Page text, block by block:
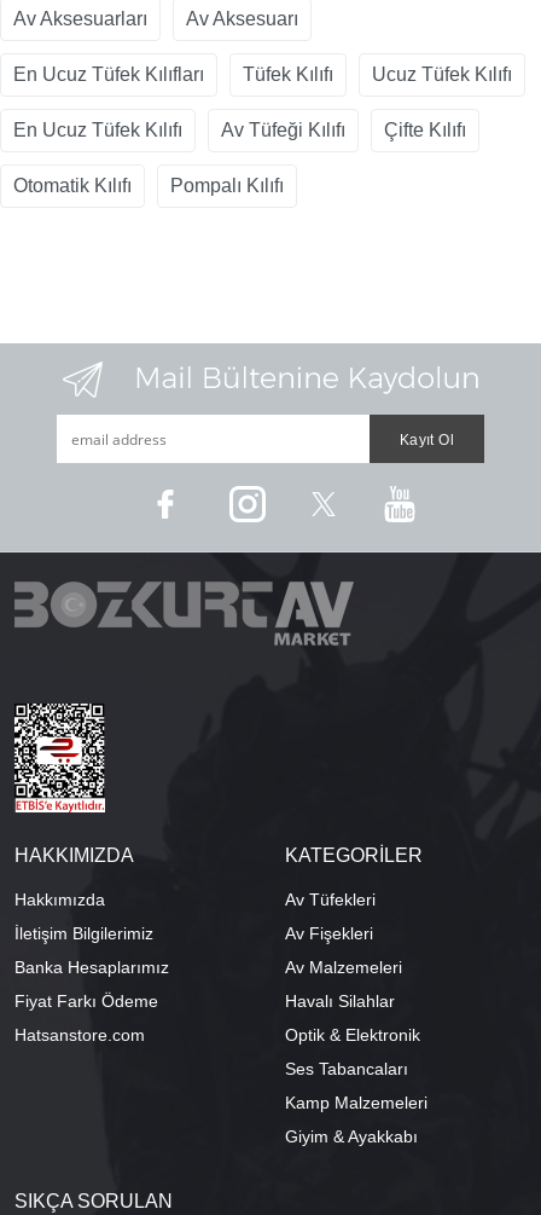
Av Aksesuarları Av Aksesuarı
En Ucuz Tüfek Kılıfları Tüfek Kılıfı Ucuz Tüfek Kılıfı
En Ucuz Tüfek Kılıfı Av Tüfeği Kılıfı Çifte Kılıfı
Otomatik Kılıfı Pompalı Kılıfı
HAKKIMIZDA
Hakkımızda
İletişim Bilgilerimiz
Banka Hesaplarımız
Fiyat Farkı Ödeme
Hatsanstore.com
KATEGORİLER
Av Tüfekleri
Av Fişekleri
Av Malzemeleri
Havalı Silahlar
Optik & Elektronik
Ses Tabancaları
Kamp Malzemeleri
Giyim & Ayakkabı
SIKÇA SORULAN